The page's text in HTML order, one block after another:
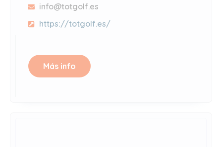
info@totgolf.es
https://totgolf.es/
Más info